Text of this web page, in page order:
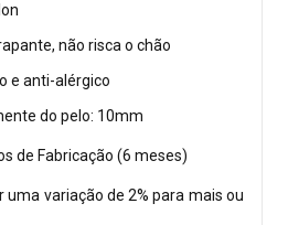
não risca o chão
e anti-alérgico
do pelo: 10mm
de Fabricação (6 meses)
uma variação de 2% para mais ou